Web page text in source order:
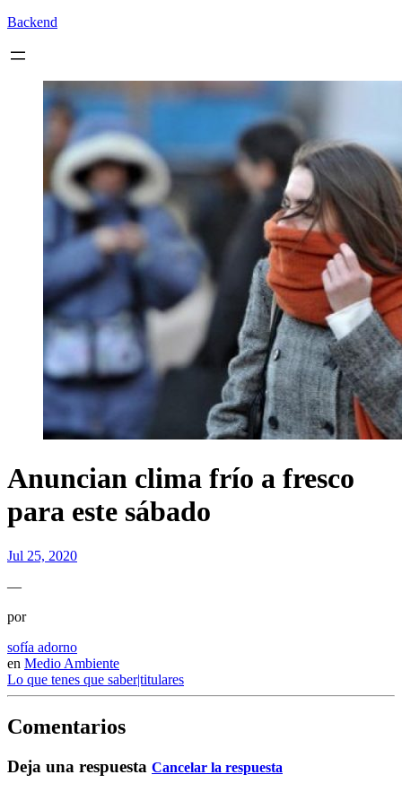
Backend
Anuncian clima frío a fresco
para este sábado
Jul 25, 2020
—
por
sofía adorno
en Medio Ambiente
Lo que tenes que saber|titulares
Comentarios
Deja una respuesta Cancelar la respuesta